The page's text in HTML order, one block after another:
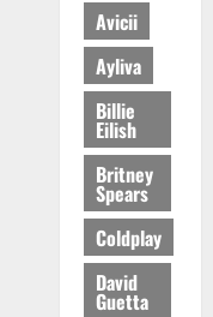
Avicii
Ayliva
Billie
Eilish
Britney
Spears
Coldplay
David
Guetta